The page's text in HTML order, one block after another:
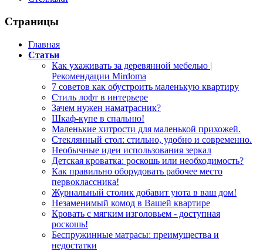
Страницы
Главная
Статьи
Как ухаживать за деревянной мебелью |
Рекомендации Mirdoma
7 советов как обустроить маленькую квартиру
Стиль лофт в интерьере
Зачем нужен наматрасник?
Шкаф-купе в спальню!
Маленькие хитрости для маленькой прихожей.
Стеклянный стол: стильно, удобно и современно.
Необычные идеи использования зеркал
Детская кроватка: роскошь или необходимость?
Как правильно оборудовать рабочее место
первоклассника!
Журнальный столик добавит уюта в ваш дом!
Незаменимый комод в Вашей квартире
Кровать с мягким изголовьем - доступная
роскошь!
Беспружинные матрасы: преимущества и
недостатки